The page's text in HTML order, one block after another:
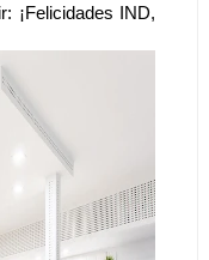
¡Felicidades IND,